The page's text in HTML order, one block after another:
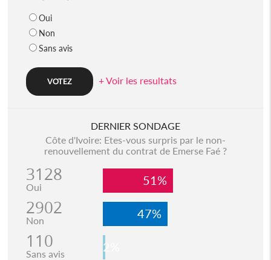
Oui
Non
Sans avis
+ Voir les resultats
DERNIER SONDAGE
Côte d'Ivoire: Etes-vous surpris par le non-
renouvellement du contrat de Emerse Faé ?
3128
Oui 51%
2902
Non 47%
110
Sans avis 2%